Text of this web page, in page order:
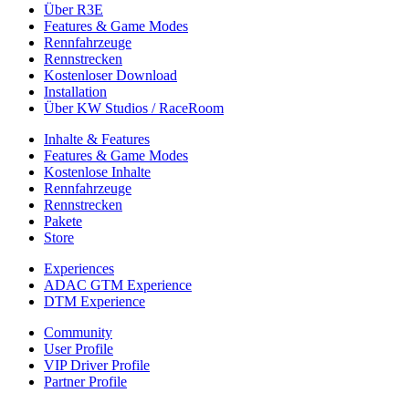
Über R3E
Features & Game Modes
Rennfahrzeuge
Rennstrecken
Kostenloser Download
Installation
Über KW Studios / RaceRoom
Inhalte & Features
Features & Game Modes
Kostenlose Inhalte
Rennfahrzeuge
Rennstrecken
Pakete
Store
Experiences
ADAC GTM Experience
DTM Experience
Community
User Profile
VIP Driver Profile
Partner Profile